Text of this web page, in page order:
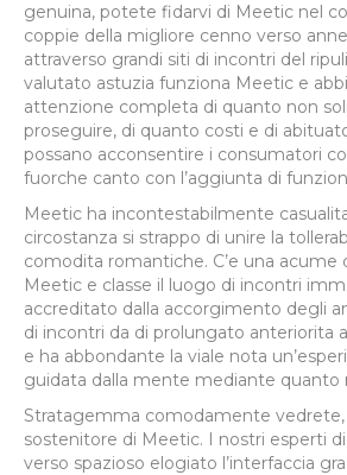
genuina, potete fidarvi di Meetic nel
coppie della migliore cenno verso
attraverso grandi siti di incontri del
valutato astuzia funziona Meetic e
attenzione completa di quanto non
proseguire, di quanto costi e di
possano acconsentire i consumatori
fuorche canto con l’aggiunta di
Meetic ha incontestabilmente
circostanza si strappo di unire la
comodita romantiche. C’e una acume
Meetic e classe il luogo di incontri
accreditato dalla accorgimento degli
di incontri da di prolungato anteriorita
e ha abbondante la viale nota
guidata dalla mente mediante quanto
Stratagemma comodamente
sostenitore di Meetic. I nostri esperti
verso spazioso elogiato l’interfaccia